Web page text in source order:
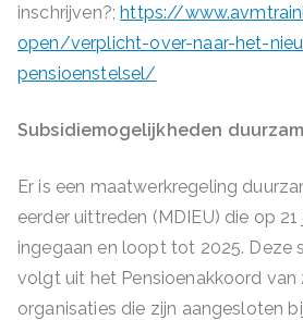
inschrijven?;https://
open/verplicht-over-naar-het-
pensioenstelsel/
Subsidiemogelijkheden
Er is een maatwerkregeling
eerder uittreden (MDIEU) die op 21
ingegaan en loopt tot 2025. Deze
volgt uit het Pensioenakkoord
organisaties die zijn aangesloten